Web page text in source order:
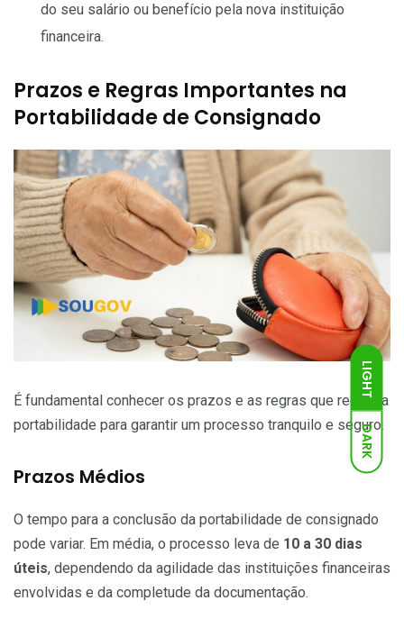
LIGHT
DARK
do seu salário ou benefício pela nova instituição
financeira.
Prazos e Regras Importantes na
Portabilidade de Consignado
É fundamental conhecer os prazos e as regras que regem a
portabilidade para garantir um processo tranquilo e seguro.
Prazos Médios
O tempo para a conclusão da portabilidade de consignado
pode variar. Em média, o processo leva de 10 a 30 dias
úteis, dependendo da agilidade das instituições financeiras
envolvidas e da completude da documentação.